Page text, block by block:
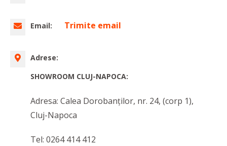
Email: Trimite email
Adrese:
SHOWROOM CLUJ-NAPOCA:
Adresa: Calea Dorobanților, nr. 24, (corp 1),
Cluj-Napoca
Tel: 0264 414 412